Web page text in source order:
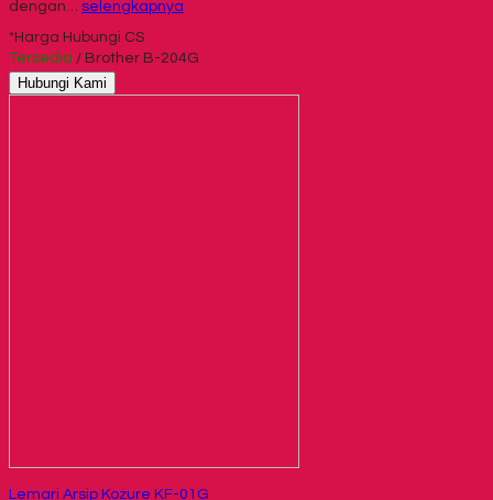
dengan… selengkapnya
*Harga Hubungi CS
Tersedia / Brother B-204G
Hubungi Kami
Lemari Arsip Kozure KF-01G